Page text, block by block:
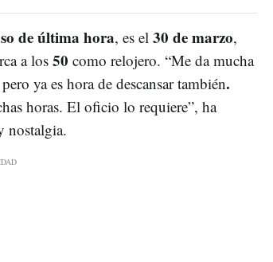
de última hora, es el 30 de marzo,
a los 50 como relojero. “Me da mucha
ya es hora de descansar también.
horas. El oficio lo requiere”, ha
nostalgia.